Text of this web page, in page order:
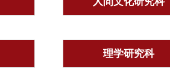
理学研究科